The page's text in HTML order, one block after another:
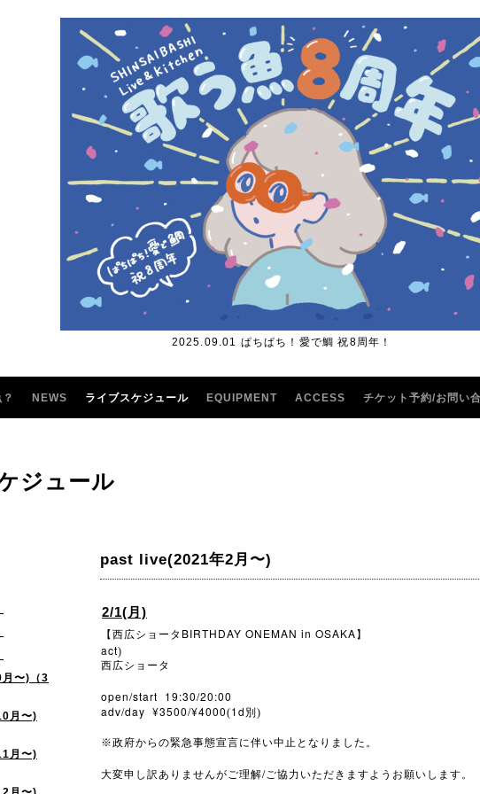
2025.09.01 ぱちぱち！愛で鯛 祝8周年！
NEWS ライブスケジュール EQUIPMENT ACCESS チケット予約/お問い
〜)（3
月〜)
月〜)
ジュール
past live(2021年2月〜)
2/1(月)
【西広ショータ BIRTHDAY ONEMAN in OSAKA 】
act)
西広ショータ
open/start 19:30/20:00
adv/day ¥3500/¥4000(1d 別)
※政府からの緊急事態宣言に伴い中止となりました。
大変申し訳ありませんがご理解/ご協力いただきますようお願いします。